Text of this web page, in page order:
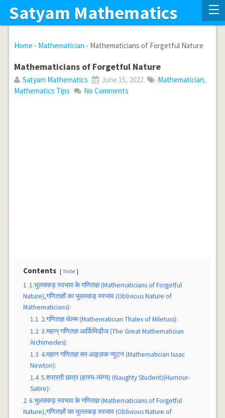
Satyam Mathematics
Home - Mathematician - Mathematicians of Forgetful Nature
Mathematicians of Forgetful Nature
Satyam Mathematics June 15, 2022 Mathematician,
Mathematics Tips
No Comments
Contents hide
1 1.भुलक्कड़ स्वभाव के गणितज्ञ (Mathematicians of Forgetful
Nature),गणितज्ञों का भूल्लकड़ स्वभाव (Oblivious Nature of
Mathematicians):
1.1 2.गणितज्ञ थेल्स (Mathematician Thales of Miletuss):
1.2 3.महान् गणितज्ञ आर्किमिडीज (The Great Mathematician
Archimedes):
1.3 4.महान गणितज्ञ सर आइज़क न्यूटन (Mathematician Isaac
Newton):
1.4 5.शरारती छात्र (हास्य-व्यंग्य) (Naughty Student)(Humour-
Satire):
2 6.भुलक्कड़ स्वभाव के गणितज्ञ (Mathematicians of Forgetful
Nature),गणितज्ञों का भूल्लकड़ स्वभाव (Oblivious Nature of